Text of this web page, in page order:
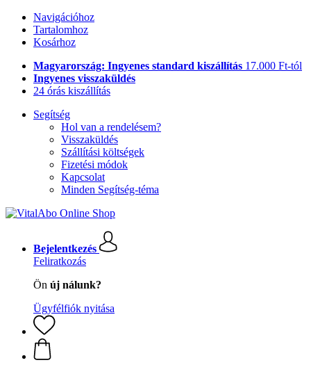
Navigációhoz
Tartalomhoz
Kosárhoz
Magyarország: Ingyenes standard kiszállítás 17.000 Ft-tól
Ingyenes visszaküldés
24 órás kiszállítás
Segítség
Hol van a rendelésem?
Visszaküldés
Szállítási költségek
Fizetési módok
Kapcsolat
Minden Segítség-téma
Bejelentkezés
Feliratkozás
Ön új nálunk?
Ügyfélfiók nyitása